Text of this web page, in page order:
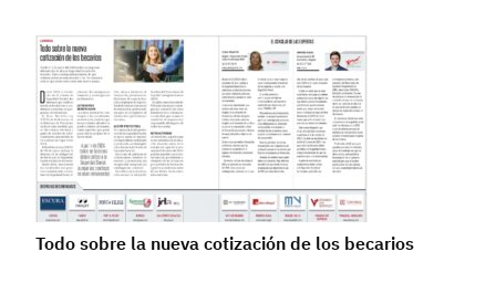
Todo sobre la nueva cotización de los becarios